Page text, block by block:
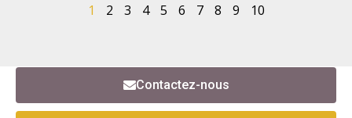
1 2 3 4 5 6 7 8 9 10
Contactez-nous